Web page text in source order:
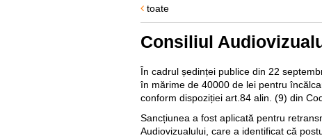
toate
Consiliul
În cadrul ședinței publice din 22
în mărime de 40000 de lei pentru
conform dispoziției art.84 alin. (9) din
Sancțiunea a fost aplicată pentru
Audiovizualului, care a identificat că